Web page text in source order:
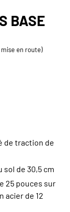
BASE
en route)
de traction de
sol de 30,5 cm
25 pouces sur
acier de 12